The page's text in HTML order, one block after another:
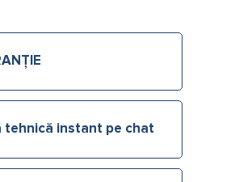
tehnică instant pe chat